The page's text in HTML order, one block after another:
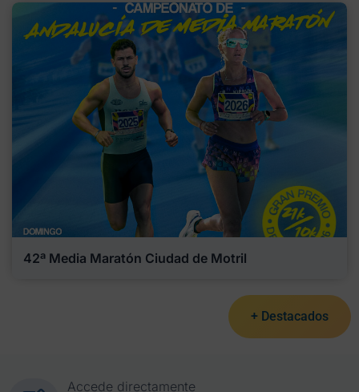
42ª Media Maratón Ciudad de Motril
+ Destacados
Accede directamente